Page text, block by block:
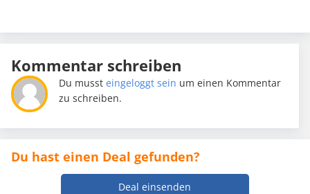
Kommentar schreiben
Du mussteingeloggt sein um einen Kommentar
zu schreiben.
Du hast einen Deal gefunden?
Deal einsenden